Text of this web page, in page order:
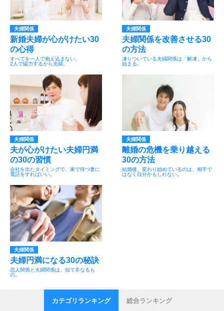
夫婦関係
新婚夫婦が心がけたい30
の心得
すべてを一人で抱え込まない。
2人で協力するから夫婦。
夫婦関係
夫婦関係を改善させる30
の方法
凍りついている夫婦関係は「解凍」から
始まる。
夫婦関係
夫が心がけたい夫婦円満
の30の習慣
会社を出たタイミングで、家で待つ妻に
電話をすればいい。
夫婦関係
離婚の危機を乗り越える
30の方法
結婚後、変わり始めているのは、相手で
はなく自分かもしれない。
夫婦関係
夫婦円満になる30の秘訣
恋人関係と夫婦関係は、似て非なるも
の。
カテゴリランキング 総合ランキング